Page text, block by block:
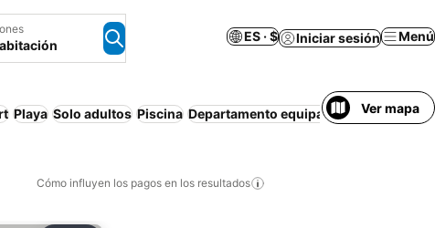
ES · $ Iniciar sesión Menú
Playa Solo adultos Piscina Departamento equipado Desayuno
Ver mapa
Cómo influyen los pagos en los resultados